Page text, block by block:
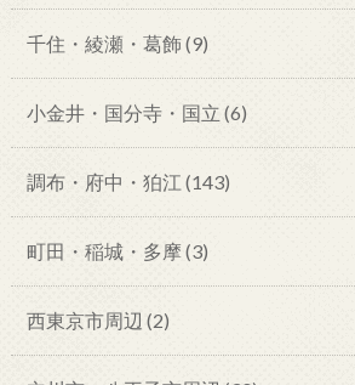
千住・綾瀬・葛飾(9)
小金井・国分寺・国立 (6)
調布・府中・狛江 (143)
町田・稲城・多摩(3)
西東京市周辺 (2)